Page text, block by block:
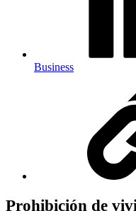
Business
Prohibición de